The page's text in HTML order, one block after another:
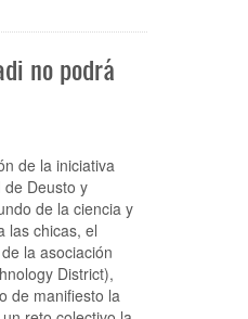
no podrá
de la iniciativa
Deusto y
de la ciencia y
las chicas, el
la asociación
District),
de manifiesto la